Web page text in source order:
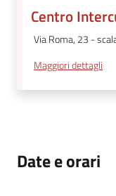
Centro
Via Roma, 23 -
Maggiori dettagli
Date e orari